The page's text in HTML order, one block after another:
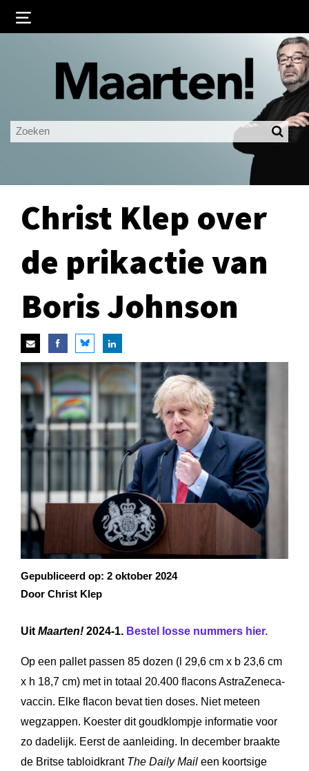
Ingelogd blijven
LOGIN
Christ Klep over
de prikactie van
Boris Johnson
Gepubliceerd op: 2 oktober 2024
Door Christ Klep
Uit Maarten! 2024-1. Bestel losse nummers hier.
Op een pallet passen 85 dozen (l 29,6 cm x b 23,6 cm
x h 18,7 cm) met in totaal 20.400 flacons AstraZeneca-
vaccin. Elke flacon bevat tien doses. Niet meteen
wegzappen. Koester dit goudklompje informatie voor
zo dadelijk. Eerst de aanleiding. In december braakte
de Britse tabloidkrant The Daily Mail een koortsige